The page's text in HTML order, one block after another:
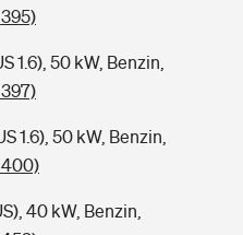
1.6), 50 kW, Benzin,
1.6), 50 kW, Benzin,
40 kW, Benzin,